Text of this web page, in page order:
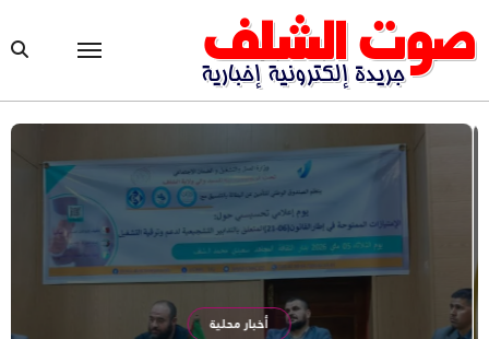
to
content
أخبار محلية